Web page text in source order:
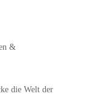
&
die Welt der